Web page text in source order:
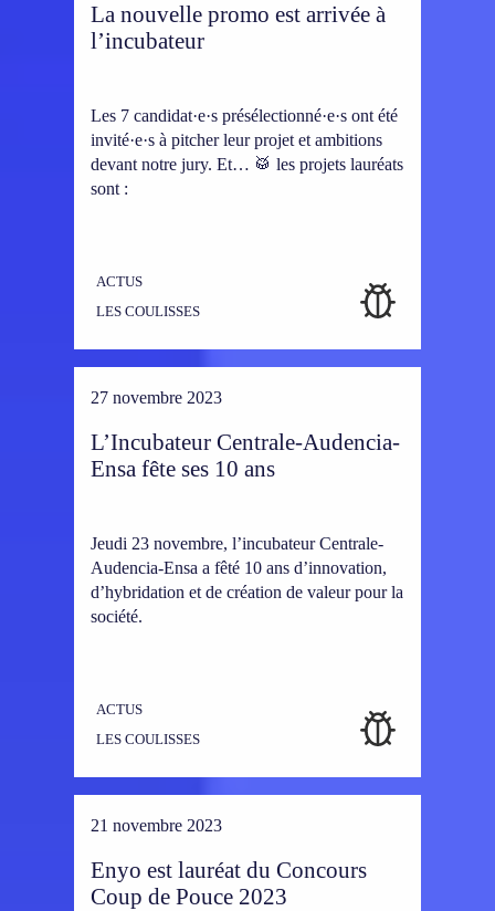
La nouvelle promo est arrivée à
l’incubateur
Les 7 candidat·e·s présélectionné·e·s ont été
invité·e·s à pitcher leur projet et ambitions
devant notre jury. Et… 🥁 les projets lauréats
sont :
ACTUS
LES COULISSES
27 novembre 2023
L’Incubateur Centrale-Audencia-
Ensa fête ses 10 ans
Jeudi 23 novembre, l’incubateur Centrale-
Audencia-Ensa a fêté 10 ans d’innovation,
d’hybridation et de création de valeur pour la
société.
ACTUS
LES COULISSES
21 novembre 2023
Enyo est lauréat du Concours
Coup de Pouce 2023